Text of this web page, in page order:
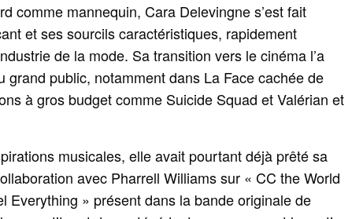
comme mannequin, Cara Delevingne s’est fait
et ses sourcils caractéristiques, rapidement
de la mode. Sa transition vers le cinéma l’a
grand public, notamment dans La Face cachée de
à gros budget comme Suicide Squad et Valérian et
musicales, elle avait pourtant déjà prêté sa
avec Pharrell Williams sur « CC the World
Everything » présent dans la bande originale de